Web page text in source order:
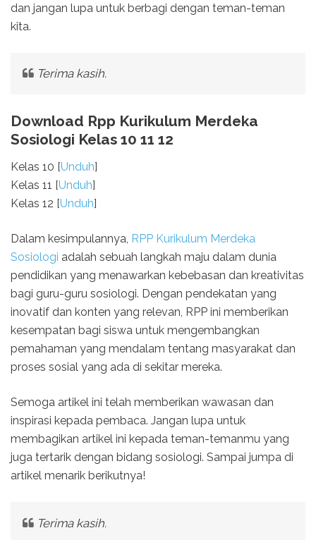
dan jangan lupa untuk berbagi dengan teman-teman
kita.
Terima kasih.
Download Rpp Kurikulum Merdeka
Sosiologi Kelas 10 11 12
Kelas 10 [Unduh]
Kelas 11 [Unduh]
Kelas 12 [Unduh]
Dalam kesimpulannya, RPP Kurikulum Merdeka
Sosiologi adalah sebuah langkah maju dalam dunia
pendidikan yang menawarkan kebebasan dan kreativitas
bagi guru-guru sosiologi. Dengan pendekatan yang
inovatif dan konten yang relevan, RPP ini memberikan
kesempatan bagi siswa untuk mengembangkan
pemahaman yang mendalam tentang masyarakat dan
proses sosial yang ada di sekitar mereka.
Semoga artikel ini telah memberikan wawasan dan
inspirasi kepada pembaca. Jangan lupa untuk
membagikan artikel ini kepada teman-temanmu yang
juga tertarik dengan bidang sosiologi. Sampai jumpa di
artikel menarik berikutnya!
Terima kasih.